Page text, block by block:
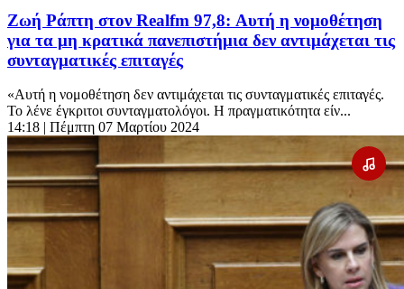
Ζωή Ράπτη στον Realfm 97,8: Αυτή η νομοθέτηση
για τα μη κρατικά πανεπιστήμια δεν αντιμάχεται τις
συνταγματικές επιταγές
«Αυτή η νομοθέτηση δεν αντιμάχεται τις συνταγματικές επιταγές.
Το λένε έγκριτοι συνταγματολόγοι. Η πραγματικότητα είν...
14:18 | Πέμπτη 07 Μαρτίου 2024